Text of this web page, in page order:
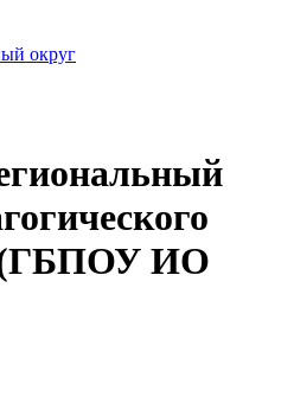
округ
(ГБПОУ ИО